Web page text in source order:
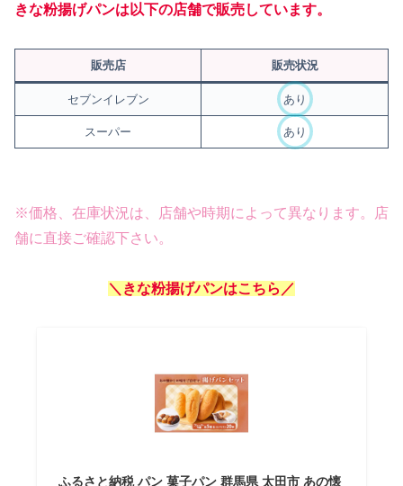
きな粉揚げパンは以下の店舗で販売しています。
販売店 販売状況
セブンイレブン あり
スーパー あり
※価格、在庫状況は、店舗や時期によって異なります。店
舗に直接ご確認下さい。
＼きな粉揚げパンはこちら／
ふるさと納税 パン 菓子パン 群馬県 太田市 あの懐